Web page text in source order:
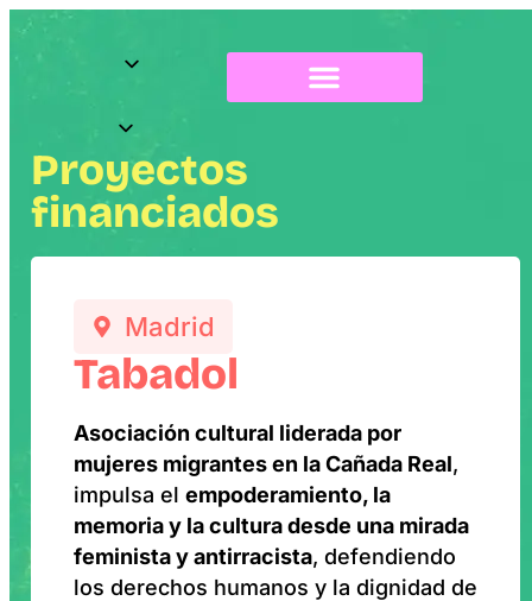
Proyectos
financiados
Madrid
Tabadol
Asociación cultural liderada por
mujeres migrantes en la Cañada Real,
impulsa el empoderamiento, la
memoria y la cultura desde una mirada
feminista y antirracista, defendiendo
los derechos humanos y la dignidad de